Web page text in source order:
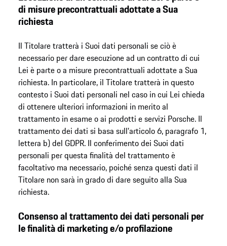
di misure precontrattuali adottate a Sua
richiesta
Il Titolare tratterà i Suoi dati personali se ciò è
necessario per dare esecuzione ad un contratto di cui
Lei è parte o a misure precontrattuali adottate a Sua
richiesta. In particolare, il Titolare tratterà in questo
contesto i Suoi dati personali nel caso in cui Lei chieda
di ottenere ulteriori informazioni in merito al
trattamento in esame o ai prodotti e servizi Porsche. Il
trattamento dei dati si basa sull'articolo 6, paragrafo 1,
lettera b) del GDPR. Il conferimento dei Suoi dati
personali per questa finalità del trattamento è
facoltativo ma necessario, poiché senza questi dati il
Titolare non sarà in grado di dare seguito alla Sua
richiesta.
Consenso al trattamento dei dati personali per
le finalità di marketing e/o profilazione